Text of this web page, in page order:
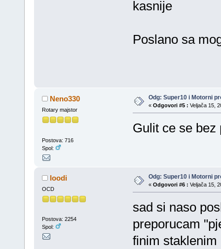
kasnije
Poslano sa
Neno330
Rotary majstor
Postova: 716
Spol:
Odg: Super10 i Motorni
« Odgovori #5 : Veljača 15,
Gulit ce se bez
loodi
OCD
Postova: 2254
Spol:
Odg: Super10 i Motorni
« Odgovori #6 : Veljača 15,
sad si naso
preporucam
finim staklenim